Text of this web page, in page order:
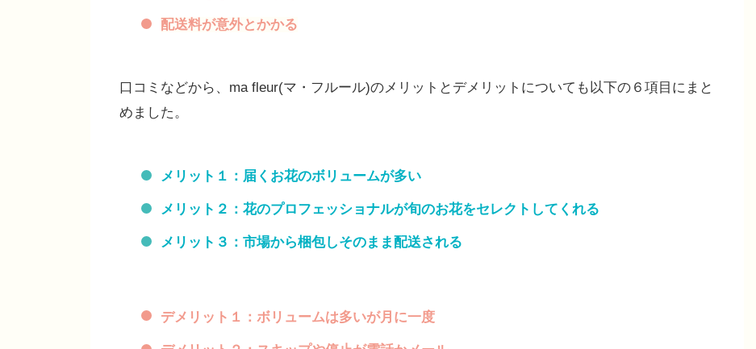
配送料が意外とかかる
口コミなどから、ma fleur(マ・フルール)のメリットとデメリットについても以下の６項目にまと
めました。
メリット１：届くお花のボリュームが多い
メリット２：花のプロフェッショナルが旬のお花をセレクトしてくれる
メリット３：市場から梱包しそのまま配送される
デメリット１：ボリュームは多いが月に一度